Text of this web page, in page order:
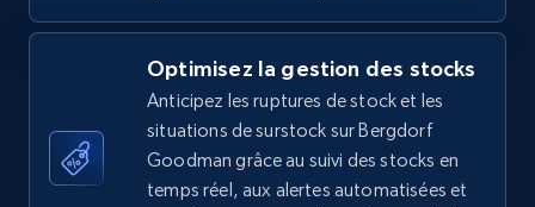
TikTok Shop - discover records by shop url
URL, Title, Available, Description, Currency, Initial
price, Final price, Discount percent, and more.
Optimisez la gestion des stocks
Anticipez les ruptures de stock et les
situations de surstock sur Bergdorf
Goodman grâce au suivi des stocks en
temps réel, aux alertes automatisées et